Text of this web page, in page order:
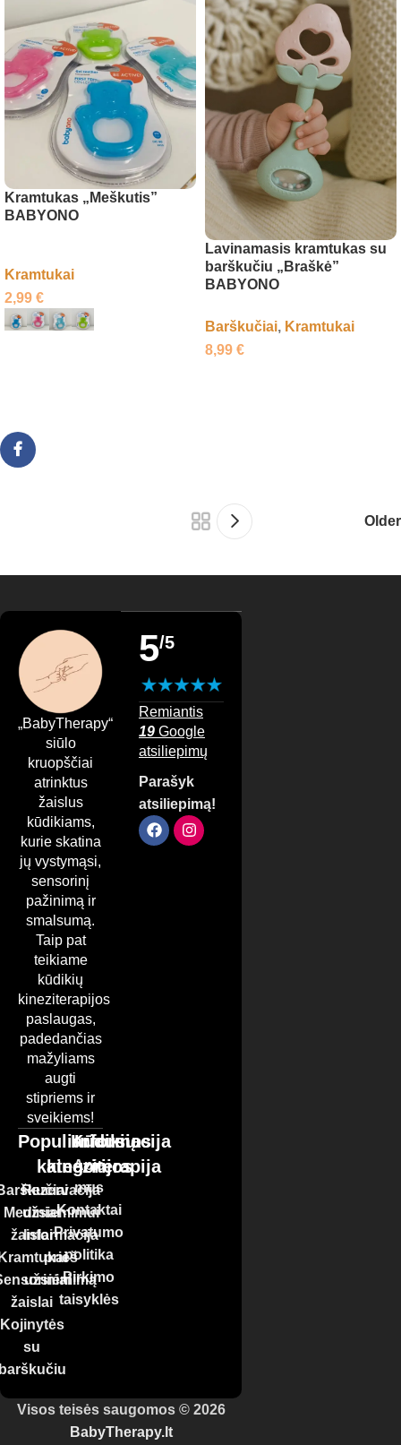
Kramtukas „Meškutis”
BABYONO
Kramtukai
2,99 €
Lavinamasis kramtukas su
barškučiu „Braškė”
BABYONO
Barškučiai, Kramtukai
8,99 €
Older
„BabyTherapy“
siūlo
kruopščiai
atrinktus
žaislus
kūdikiams,
kurie skatina
jų vystymąsi,
sensorinį
pažinimą ir
smalsumą.
Taip pat
teikiame
kūdikių
kineziterapijos
paslaugas,
padedančias
mažyliams
augti
stipriems ir
sveikiems!
Populiariausios
kategorijos
Mediniai
žaislai
žaislai
Kojinytės
su
Kūdikių
kineziterapija
Rezervacija
užsiemimui
Informacija
prieš
užsiėmimą
Informacija
Apie
mus
Kontaktai
Privatumo
politika
Pirkimo
taisyklės
5/5
Remiantis
19 Google
atsiliepimų
Parašyk
atsiliepimą!
Visos teisės saugomos © 2026
BabyTherapy.lt